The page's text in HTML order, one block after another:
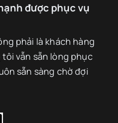
được phục vụ
phải là khách hàng
vẫn sẵn lòng phục
sẵn sàng chờ đợi